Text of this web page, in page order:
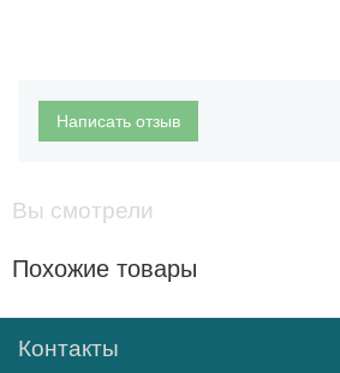
Написать отзыв
Вы смотрели
Похожие товары
Контакты